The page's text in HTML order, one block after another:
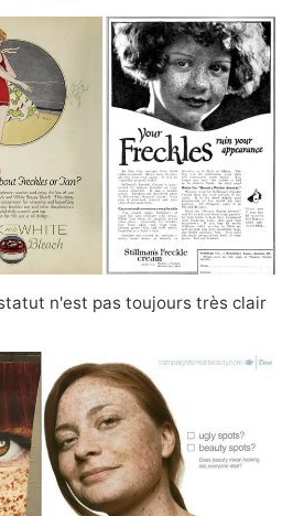
n'est pas toujours très clair